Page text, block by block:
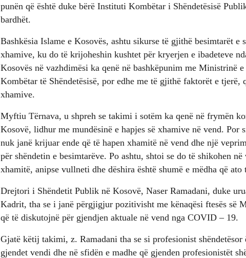
punën që është duke bërë Instituti Kombëtar i Shëndetësisë
bardhët.
Bashkësia Islame e Kosovës, ashtu sikurse të gjithë besimtarët e
xhamive, ku do të krijoheshin kushtet për kryerjen e ibadeteve
Kosovës në vazhdimësi ka qenë në bashkëpunim me Ministrinë
Kombëtar të Shëndetësisë, por edhe me të gjithë faktorët e tjerë,
xhamive.
Myftiu Tërnava, u shpreh se takimi i sotëm ka qenë në frymën
Kosovë, lidhur me mundësinë e hapjes së xhamive në vend. Por
nuk janë krijuar ende që të hapen xhamitë në vend dhe një
për shëndetin e besimtarëve. Po ashtu, shtoi se do të shikohen
xhamitë, anipse vullneti dhe dëshira është shumë e mëdha që ato
Drejtori i Shëndetit Publik në Kosovë, Naser Ramadani, duke
Kadrit, tha se i janë përgjigjur pozitivisht me kënaqësi ftesës së
që të diskutojnë për gjendjen aktuale në vend nga COVID – 19.
Gjatë këtij takimi, z. Ramadani tha se si profesionist
gjendet vendi dhe në sfidën e madhe që gjenden profesionistët